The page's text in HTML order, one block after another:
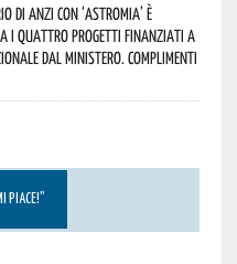
di Anzi con ‘Astromia’ è
i quattro progetti finanziati a
dal Ministero. Complimenti
PIACE!”